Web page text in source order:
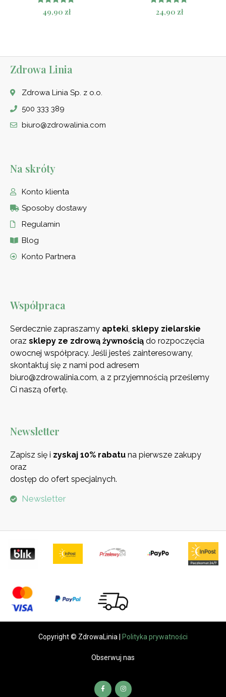
Oceniono
5.00
49,90 zł
Oceniono
5.00
24,90 zł
Zdrowa Linia
Zdrowa Linia Sp. z o.o.
500 333 389
biuro@zdrowalinia.com
Na skróty
Konto klienta
Sposoby dostawy
Regulamin
Blog
Konto Partnera
Współpraca
Serdecznie zapraszamy apteki, sklepy zielarskie
oraz sklepy ze zdrową żywnością do rozpoczęcia
owocnej współpracy. Jeśli jesteś zainteresowany,
skontaktuj się z nami pod adresem
biuro@zdrowalinia.com, a z przyjemnością prześlemy
Ci naszą ofertę.
Newsletter
Zapisz się i zyskaj 10% rabatu na pierwsze zakupy
oraz
dostęp do ofert specjalnych.
Newsletter
Copyright © ZdrowaLinia | Polityka prywatności
Obserwuj nas